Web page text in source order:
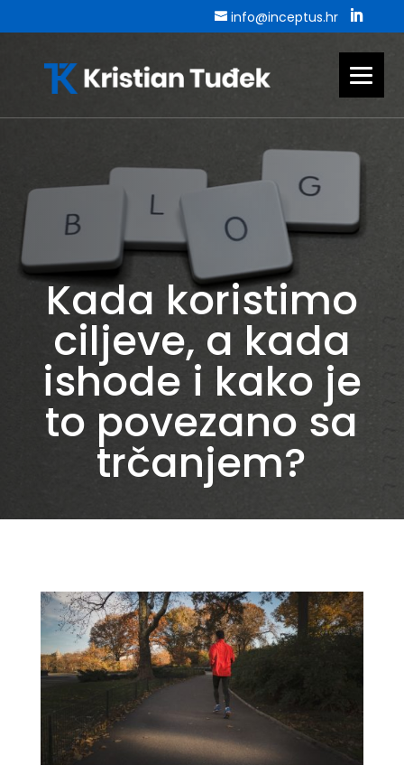
info@inceptus.hr
Kada koristimo
ciljeve, a kada
ishode i kako je
to povezano sa
trčanjem?